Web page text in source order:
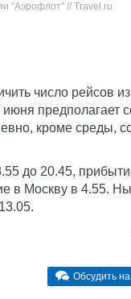
"Аэрофлот" // Travel.ru
число рейсов
предполагает
кроме среды,
до 20.45,
в Москву в 4.55.
Обсудить